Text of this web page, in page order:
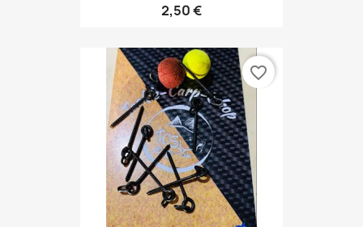
2,50 €
favorite_border